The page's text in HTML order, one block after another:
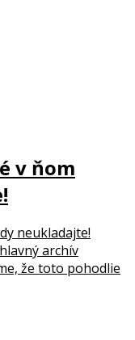
v ňom
neukladajte!
archív
že toto pohodlie